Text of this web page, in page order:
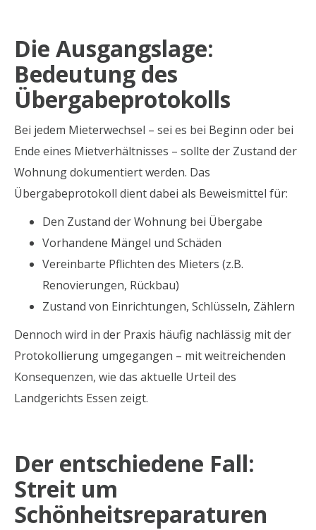
Die Ausgangslage:
Bedeutung des
Übergabeprotokolls
Bei jedem Mieterwechsel – sei es bei Beginn oder bei
Ende eines Mietverhältnisses – sollte der Zustand der
Wohnung dokumentiert werden. Das
Übergabeprotokoll dient dabei als Beweismittel für:
Den Zustand der Wohnung bei Übergabe
Vorhandene Mängel und Schäden
Vereinbarte Pflichten des Mieters (z.B.
Renovierungen, Rückbau)
Zustand von Einrichtungen, Schlüsseln, Zählern
Dennoch wird in der Praxis häufig nachlässig mit der
Protokollierung umgegangen – mit weitreichenden
Konsequenzen, wie das aktuelle Urteil des
Landgerichts Essen zeigt.
Der entschiedene Fall:
Streit um
Schönheitsreparaturen